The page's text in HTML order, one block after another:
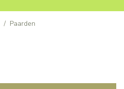
/ Paarden